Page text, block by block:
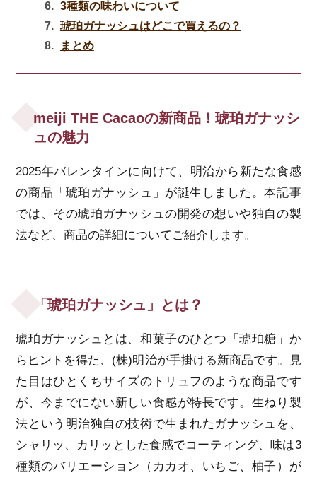
3種類の味わいについて
琥珀ガナッシュはどこで買えるの？
まとめ
meiji THE Cacaoの新商品！琥珀ガナッシ
ュの魅力
2025年バレンタインに向けて、明治から新たな食感
の商品「琥珀ガナッシュ」が誕生しました。本記事
では、その琥珀ガナッシュの開発の想いや独自の製
法など、商品の詳細についてご紹介します。
「琥珀ガナッシュ」とは？
琥珀ガナッシュとは、和菓子のひとつ「琥珀糖」か
らヒントを得た、(株)明治が手掛ける新商品です。見
た目はひとくちサイズのトリュフのような商品です
が、今までにない新しい食感が特長です。生ねり製
法という明治独自の技術で生まれたガナッシュを、
シャリッ、カリッとした食感でコーティング、味は3
種類のバリエーション（カカオ、いちご、柚子）が